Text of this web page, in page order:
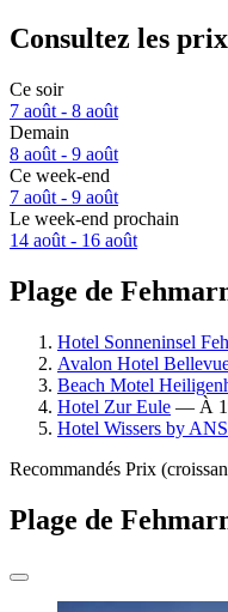
Consultez les
Ce soir
7 août - 8 août
Demain
8 août - 9 août
Ce week-end
7 août - 9 août
Le week-end prochain
14 août - 16 août
Plage de
Hotel Sonneninsel
Avalon Hotel
Beach Motel
Hotel Zur Eule — À
Hotel Wissers by ANS
Recommandés Prix
Plage de